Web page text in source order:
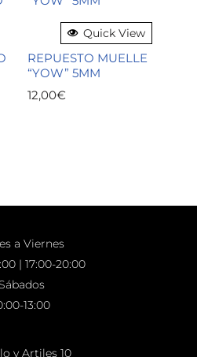
Quick View
REPUESTO MUELLE
“YOW” 5MM
12,00€
a Viernes
| 17:00-20:00
13:00
y Artiles 10